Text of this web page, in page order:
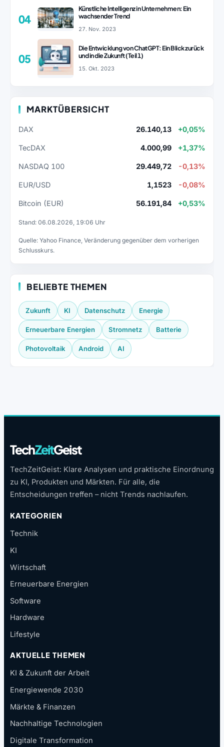
04
Künstliche Intelligenz in Unternehmen: Ein
wachsender Trend
27. Nov. 2023
05
Die Entwicklung von ChatGPT: Ein Blick zurück
und in die Zukunft (Teil 1)
15. Okt. 2023
MARKTÜBERSICHT
DAX 26.140,13 +0,05%
TecDAX 4.000,99 +1,37%
NASDAQ 100 29.449,72 -0,13%
EUR/USD 1,1523 -0,08%
Bitcoin (EUR) 56.191,84 +0,53%
Stand: 06.08.2026, 19:06 Uhr
Quelle: Yahoo Finance, Veränderung gegenüber dem vorherigen
Schlusskurs.
BELIEBTE THEMEN
Zukunft KI Datenschutz Energie
Erneuerbare Energien Stromnetz Batterie
Photovoltaik Android AI
TechZeitGeist
TechZeitGeist: Klare Analysen und praktische Einordnung
zu KI, Produkten und Märkten. Für alle, die
Entscheidungen treffen – nicht Trends nachlaufen.
KATEGORIEN
Technik
KI
Wirtschaft
Erneuerbare Energien
Software
Hardware
Lifestyle
AKTUELLE THEMEN
KI & Zukunft der Arbeit
Energiewende 2030
Märkte & Finanzen
Nachhaltige Technologien
Digitale Transformation